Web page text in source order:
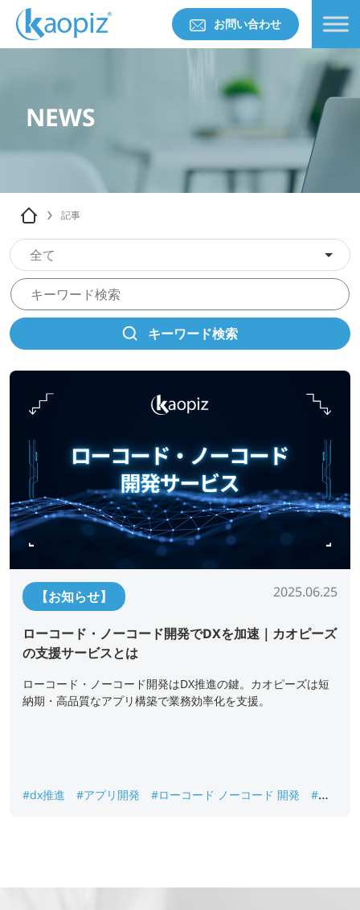
お問い合わせ
NEWS
記事
全て
キーワード検索
【お知らせ】 2025.06.25
ローコード・ノーコード開発でDXを加速｜カオピーズ
の支援サービスとは
ローコード・ノーコード開発はDX推進の鍵。カオピーズは短
納期・高品質なアプリ構築で業務効率化を支援。
#dx推進 #アプリ開発 #ローコード ノーコード 開発
#業